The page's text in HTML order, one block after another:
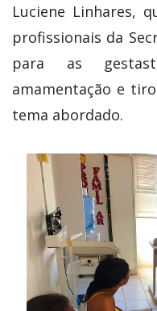
Luciene Linhares,
profissionais da
para as
amamentação e
tema abordado.